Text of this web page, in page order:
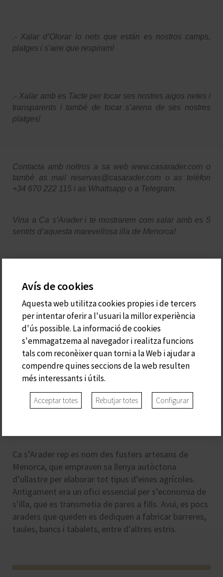
.- Xalar d’Olorar lo nets que están es nostros camps,
platges i s’aire que respiram!
.- Xalar amb es Tacte per tocar ses nostres aigos netes i
transparents i també de tocar s’arena de ses nostres
platges!
Contacta amb noltros a sa web www.casarader.com o
també as mail reservas@casarader.com o as telèfon
+34 670 222 115 i as Whattsapp o a Telegram.
Vina a Ca s’Arader i te mostrarem com xalar amb es 5
sentits d’aquesta marevellosa illa de Menorca!
Ca s’Arader rep es nom des fusters artesans de
Menorca, que empraven sa llenya autòctona
d’ullastre per elaborar tot tipus d’eines agrícoles.
Antigament era un ofici essencial per s’economia de
s’illa, que es transmetia de pares a fills. Avui, es pocs
araders que queden es dediquen a fabricar barreres,
taules, bancs i tabalets, entre d’altres estris.
Avís de cookies
Aquesta web utilitza cookies propies i de tercers
per intentar oferir a l'usuari la millor experiència
d'ús possible. La informació de cookies
s'emmagatzema al navegador i realitza funcions
tals com reconèixer quan torni a la Web i ajudar a
compendre quines seccions de la web resulten
més interessants i útils.
Acceptar totes Rebutjar totes Configurar